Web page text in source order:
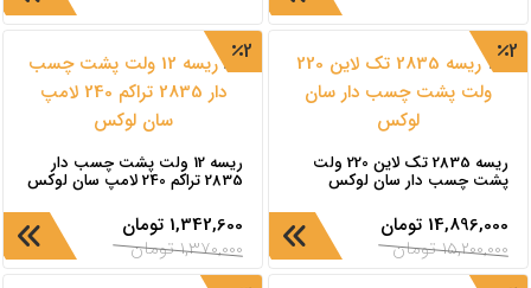
2
ریسه 2835 تک لاین 220 ولت
پشت چسب دار سان لوکس
14,896,000 تومان
15,200,000 تومان
2
ریسه 12 ولت پشت چسب دار
2835 تراکم 240 لامپ سان لوکس
1,342,600 تومان
1,370,000 تومان